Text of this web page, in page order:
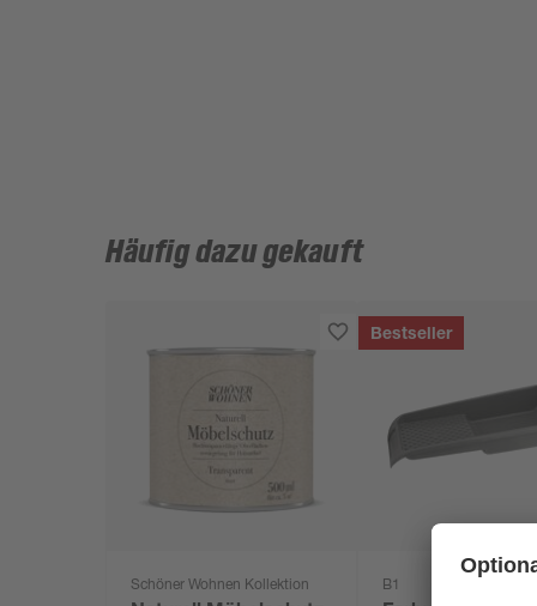
Häufig dazu gekauft
Schöner Wohnen Kollektion
Bestseller
B1